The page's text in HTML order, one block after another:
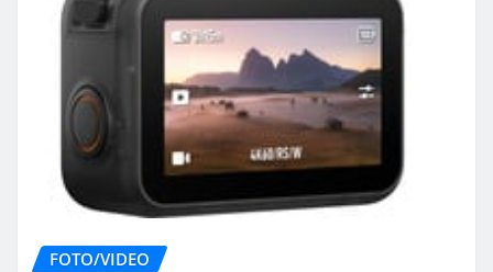
FOTO/VIDEO